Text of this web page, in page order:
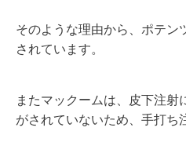
そのような理由から、ポテン
されています。
またマックームは、皮下注
がされていないため、手打ち